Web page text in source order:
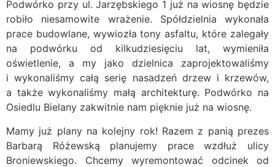
Podwórko przy ul. Jarzębskiego 1 już na wiosnę będzie
robiło niesamowite wrażenie. Spółdzielnia wykonała
prace budowlane, wywiozła tony asfaltu, które zalegały
na podwórku od kilkudziesięciu lat, wymieniła
oświetlenie, a my jako dzielnica zaprojektowaliśmy
i wykonaliśmy całą serię nasadzeń drzew i krzewów,
a także wykonaliśmy małą architekturę. Podwórko na
Osiedlu Bielany zakwitnie nam pięknie już na wiosnę.
Mamy już plany na kolejny rok! Razem z panią prezes
Barbarą Różewską planujemy prace wzdłuż ulicy
Broniewskiego. Chcemy wyremontować odcinek od